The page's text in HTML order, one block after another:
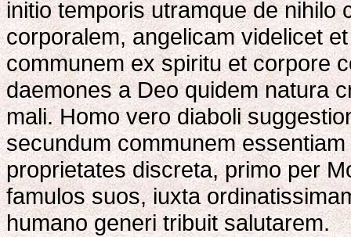
initio temporis utramque de nihilo
corporalem, angelicam videlicet
communem ex spiritu et corpore
daemones a Deo quidem natura
mali. Homo vero diaboli
secundum communem
proprietates discreta, primo per
famulos suos, iuxta
humano generi tribuit salutarem.